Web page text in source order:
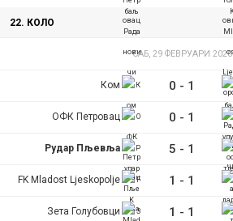
22. КОЛО
САБ, 29 ФЕВРУАРИ 2020
Ком 0 - 1
ОФК Петровац 0 - 1
Рудар Пљевља 5 - 1
FK Mladost Ljeskopolje 1 - 1
Зета Голубовци 1 - 1